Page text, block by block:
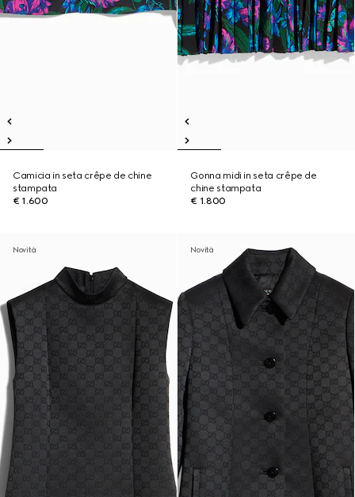
Camicia in seta crêpe de chine
stampata
€ 1.600
Gonna midi in seta crêpe de
chine stampata
€ 1.800
Novità Novità